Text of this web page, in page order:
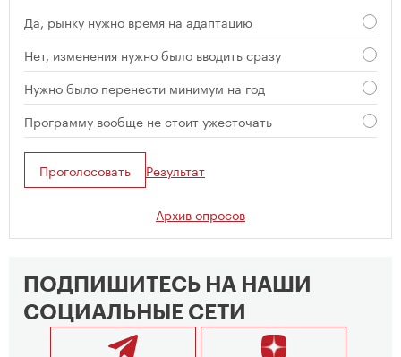
Да, рынку нужно время на адаптацию
Нет, изменения нужно было вводить сразу
Нужно было перенести минимум на год
Программу вообще не стоит ужесточать
Проголосовать Результат
Архив опросов
ПОДПИШИТЕСЬ НА НАШИ
СОЦИАЛЬНЫЕ СЕТИ